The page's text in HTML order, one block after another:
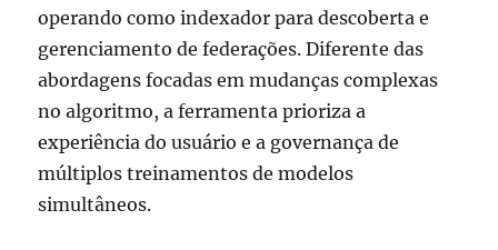
operando como indexador para descoberta e
gerenciamento de federações. Diferente das
abordagens focadas em mudanças complexas
no algoritmo, a ferramenta prioriza a
experiência do usuário e a governança de
múltiplos treinamentos de modelos
simultâneos.